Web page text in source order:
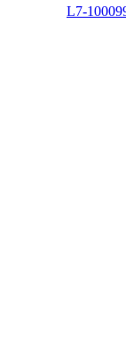
L7-